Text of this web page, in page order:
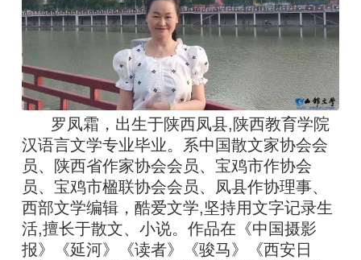
罗凤霜，出生于陕西凤县,陕西教育学院
汉语言文学专业毕业。系中国散文家协会会
员、陕西省作家协会会员、宝鸡市作协会
员、宝鸡市楹联协会会员、凤县作协理事、
西部文学编辑，酷爱文学,坚持用文字记录生
活,擅长于散文、小说。作品在《中国摄影
报》《延河》《读者》《骏马》《西安日